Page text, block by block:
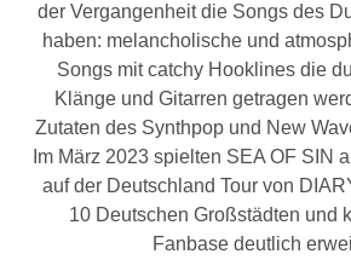
der Vergangenheit die Songs des
haben: melancholische und
Songs mit catchy Hooklines die
Klänge und Gitarren getragen
Zutaten des Synthpop und New
Im März 2023 spielten SEA OF SIN
auf der Deutschland Tour von
10 Deutschen Großstädten und
Fanbase deutlich